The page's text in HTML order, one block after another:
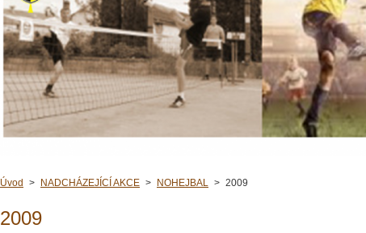
Úvod > NADCHÁZEJÍCÍ AKCE > NOHEJBAL > 2009
2009